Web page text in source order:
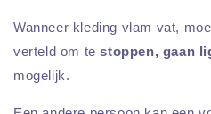
Wanneer kleding vlam vat,
verteld om testoppen, gaan
mogelijk.